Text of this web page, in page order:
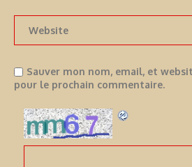
Sauver mon nom, email, et
pour le prochain commentaire.